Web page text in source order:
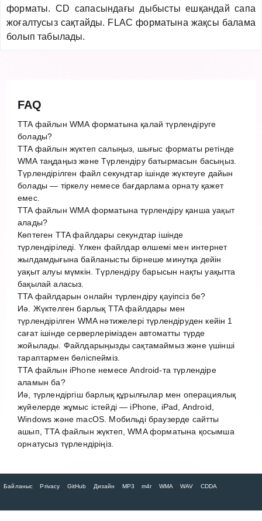
форматы. CD сапасындағы дыбысты ешқандай сапа
жоғалтусыз сақтайды. FLAC форматына жақсы балама
болып табылады.
FAQ
TTA файлын WMA форматына қалай түрлендіруге
болады?
TTA файлын жүктеп салыңыз, шығыс форматы ретінде
WMA таңдаңыз және Түрлендіру батырмасын басыңыз.
Түрлендірілген файл секундтар ішінде жүктеуге дайын
болады — тіркелу немесе бағдарлама орнату қажет
емес.
TTA файлын WMA форматына түрлендіру қанша уақыт
алады?
Көптеген TTA файлдары секундтар ішінде
түрлендіріледі. Үлкен файлдар өлшемі мен интернет
жылдамдығына байланысты бірнеше минутқа дейін
уақыт алуы мүмкін. Түрлендіру барысын нақты уақытта
бақылай аласыз.
TTA файлдарын онлайн түрлендіру қауіпсіз бе?
Иә. Жүктелген барлық TTA файлдары мен
түрлендірілген WMA нәтижелері түрлендіруден кейін 1
сағат ішінде серверлерімізден автоматты түрде
жойылады. Файлдарыңызды сақтамаймыз және үшінші
тараптармен бөліспейміз.
TTA файлын iPhone немесе Android-та түрлендіре
аламын ба?
Иә, түрлендіргіш барлық құрылғылар мен операциялық
жүйелерде жұмыс істейді — iPhone, iPad, Android,
Windows және macOS. Мобильді браузерде сайтты
ашып, TTA файлын жүктеп, WMA форматына қосымша
орнатусыз түрлендіріңіз.
Байланыс Privacy GitHub Дизайн MP3 m4r WMA WAV CDDA